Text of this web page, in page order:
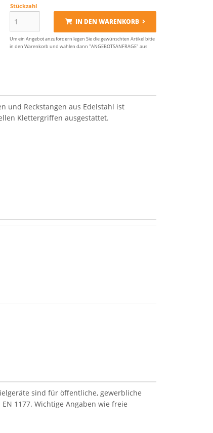
Stückzahl
IN DEN WARENKORB
Um ein Angebot anzufordern legen Sie die gewünschten Artikel bitte
in den Warenkorb und wählen dann "ANGEBOTSANFRAGE" aus
und Reckstangen aus Edelstahl ist
Klettergriffen ausgestattet.
sind für öffentliche, gewerbliche
1177. Wichtige Angaben wie freie